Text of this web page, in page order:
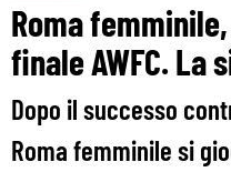
Roma
finale AWFC. La
Dopo il successo
Roma femminile si